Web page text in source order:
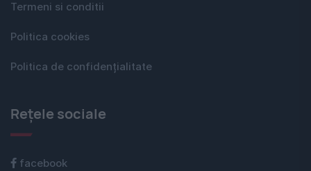
Termeni si conditii
Politica cookies
Politica de confidențialitate
Rețele sociale
facebook